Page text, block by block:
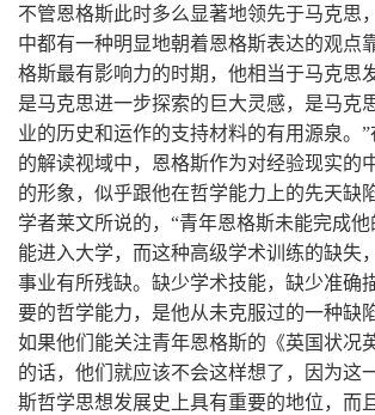
不管恩格斯此时多么显著地领先于马克思
中都有一种明显地朝着恩格斯表达的观点
格斯最有影响力的时期，他相当于马克思
是马克思进一步探索的巨大灵感，是马克
业的历史和运作的支持材料的有用源泉。
的解读视域中，恩格斯作为对经验现实的
的形象，似乎跟他在哲学能力上的先天缺
学者莱文所说的，“青年恩格斯未能完成
能进入大学，而这种高级学术训练的缺失
事业有所残缺。缺少学术技能，缺少准确
要的哲学能力，是他从未克服过的一种缺
如果他们能关注青年恩格斯的《英国状况
的话，他们就应该不会这样想了，因为这
斯哲学思想发展史上具有重要的地位，而